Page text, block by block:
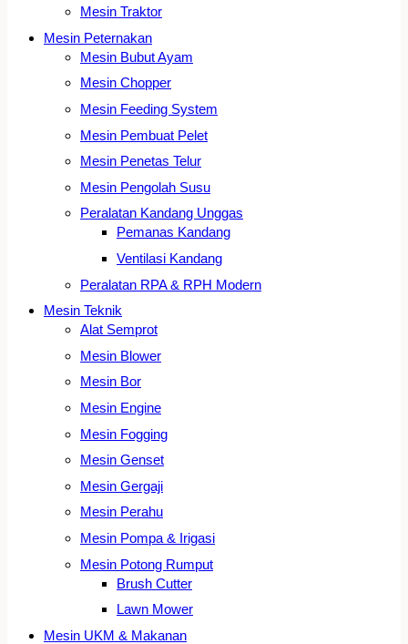
Mesin Traktor
Mesin Peternakan
Mesin Bubut Ayam
Mesin Chopper
Mesin Feeding System
Mesin Pembuat Pelet
Mesin Penetas Telur
Mesin Pengolah Susu
Peralatan Kandang Unggas
Pemanas Kandang
Ventilasi Kandang
Peralatan RPA & RPH Modern
Mesin Teknik
Alat Semprot
Mesin Blower
Mesin Bor
Mesin Engine
Mesin Fogging
Mesin Genset
Mesin Gergaji
Mesin Perahu
Mesin Pompa & Irigasi
Mesin Potong Rumput
Brush Cutter
Lawn Mower
Mesin UKM & Makanan